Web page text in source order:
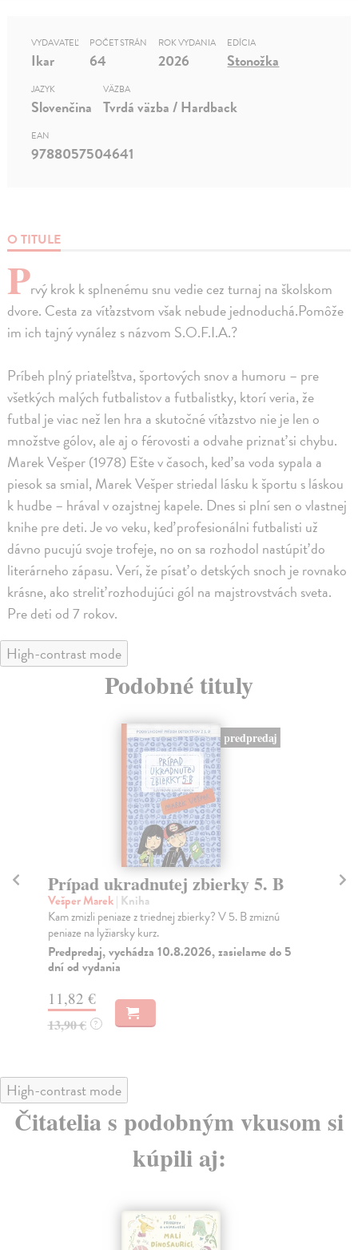
O TITULE
Prvý krok k splnenému snu vedie cez turnaj na školskom
dvore. Cesta za víťazstvom však nebude jednoduchá.Pomôže
im ich tajný vynález s názvom S.O.F.I.A.?
Príbeh plný priateľstva, športových snov a humoru – pre
všetkých malých futbalistov a futbalistky, ktorí veria, že
futbal je viac než len hra a skutočné víťazstvo nie je len o
množstve gólov, ale aj o férovosti a odvahe priznať si chybu.
Marek Vešper (1978) Ešte v časoch, keď sa voda sypala a
piesok sa smial, Marek Vešper striedal lásku k športu s láskou
k hudbe – hrával v ozajstnej kapele. Dnes si plní sen o vlastnej
knihe pre deti. Je vo veku, keď profesionálni futbalisti už
dávno pucujú svoje trofeje, no on sa rozhodol nastúpiť do
literárneho zápasu. Verí, že písať o detských snoch je rovnako
krásne, ako streliť rozhodujúci gól na majstrovstvách sveta.
Pre deti od 7 rokov.
VYDAVATEĽ
Ikar
POČET STRÁN
64
ROK VYDANIA
2026
EDÍCIA
Stonožka
JAZYK
Slovenčina
VÄZBA
Tvrdá väzba / Hardback
EAN
9788057504641
High-contrast mode
Podobné tituly
predpredaj
Prípad ukradnutej zbierky 5. B
Vešper Marek| Kniha
Kam zmizli peniaze z triednej zbierky? V 5. B zmiznú
peniaze na lyžiarsky kurz.
Predpredaj, vychádza 10.8.2026, zasielame do 5
dní od vydania
11,82 €
13,90 € ?
High-contrast mode
Čitatelia s podobným vkusom si
kúpili aj: